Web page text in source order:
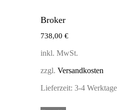
Broker
738,00 €
inkl. MwSt.
zzgl. Versandkosten
Lieferzeit: 3-4 Werktage